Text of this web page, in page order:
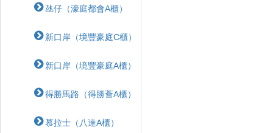
氹仔（濠庭都會A櫃）
新口岸（境豐豪庭C櫃）
新口岸（境豐豪庭A櫃）
得勝馬路（得勝薈A櫃）
慕拉士（八達A櫃）